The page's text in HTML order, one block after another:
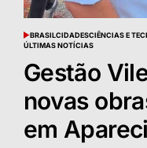
POSTED
BRASILCIDADESCIÊNCIAS E
ÚLTIMAS NOTÍCIAS
Gestão
novas
em